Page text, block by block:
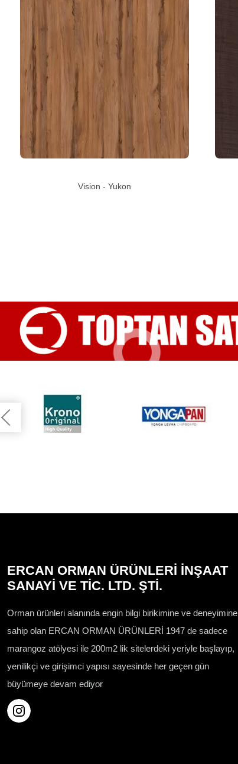
Vision - Yukon
ERCAN ORMAN ÜRÜNLERİ İNŞAAT
SANAYİ VE TİC. LTD. ŞTİ.
Orman ürünleri alanında engin bilgi birikimine ve deneyimine
sahip olan ERCAN ORMAN ÜRÜNLERİ 1947 de sadece
marangoz atölyesi ile 200m2 lik sitelerdeki yeriyle başlayıp,
yenilikçi ve girişimci yapısı sayesinde her geçen gün
büyümeye devam ediyor